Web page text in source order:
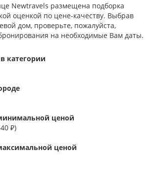
Newtravels размещена подборка
оценкой по цене-качеству. Выбрав
дом, проверьте, пожалуйста,
на необходимые Вам даты.
категории
ценой
₽)
ценой